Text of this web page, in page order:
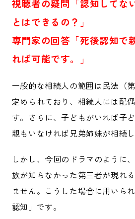
視聴者の疑問「認知してな
とはできるの？」
専門家の回答「死後認知で
れば可能です。」
一般的な相続人の範囲は民法（
定められており、相続人には配
す。さらに、子どもがいれば子
親もいなければ兄弟姉妹が相続し
しかし、今回のドラマのように
族が知らなかった第三者が現れ
ません。こうした場合に用いら
認知」です。